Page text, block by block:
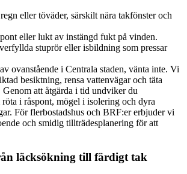
eller töväder, särskilt nära takfönster och
eller lukt av instängd fukt på vinden.
stuprör eller isbildning som pressar
ovanstående i Centrala staden, vänta inte. Vi
besiktning, rensa vattenvägar och täta
att åtgärda i tid undviker du
röta i råspont, mögel i isolering och dyra
För flerbostadshus och BRF:er erbjuder vi
och smidig tillträdesplanering för att
läcksökning till färdigt tak